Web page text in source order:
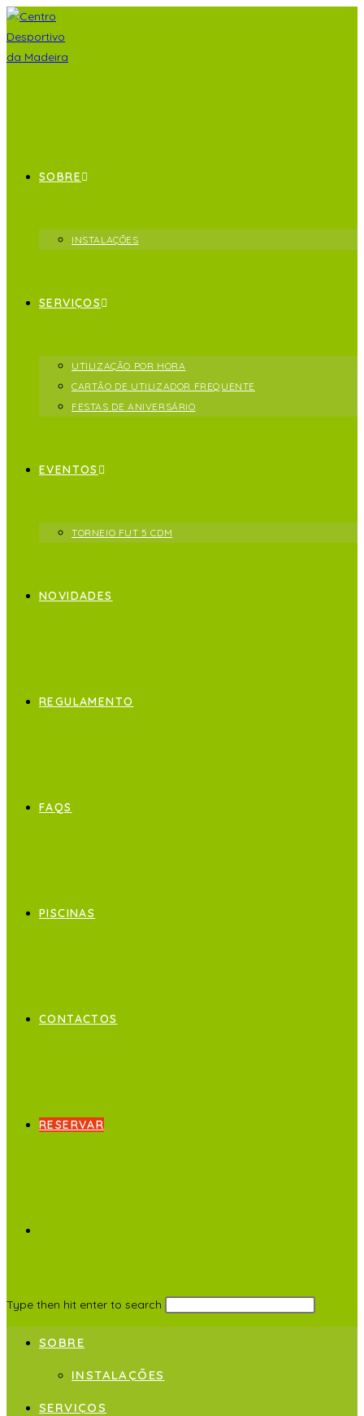
SOBRE
INSTALAÇÕES
SERVIÇOS
UTILIZAÇÃO POR HORA
CARTÃO DE UTILIZADOR FREQUENTE
FESTAS DE ANIVERSÁRIO
EVENTOS
TORNEIO FUT 5 CDM
NOVIDADES
REGULAMENTO
FAQS
PISCINAS
CONTACTOS
RESERVAR
Type then hit enter to search
SOBRE
INSTALAÇÕES
SERVIÇOS